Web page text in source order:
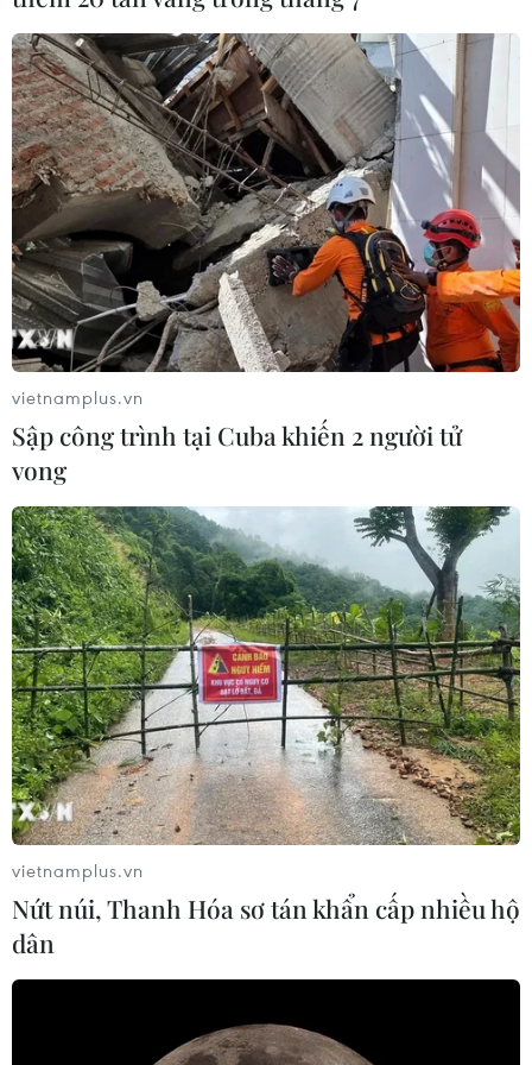
vietnamplus.vn
Sập công trình tại Cuba khiến 2 người tử
vong
vietnamplus.vn
Nứt núi, Thanh Hóa sơ tán khẩn cấp nhiều hộ
dân